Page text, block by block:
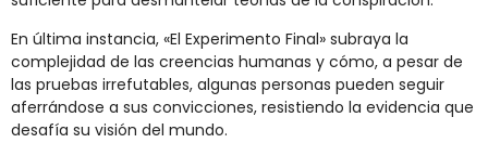
En última instancia, «El Experimento Final» subraya la
complejidad de las creencias humanas y cómo, a pesar de
las pruebas irrefutables, algunas personas pueden seguir
aferrándose a sus convicciones, resistiendo la evidencia que
desafía su visión del mundo.